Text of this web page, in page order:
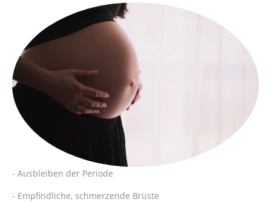
- Ausbleiben der Periode
- Empfindliche, schmerzende Brüste